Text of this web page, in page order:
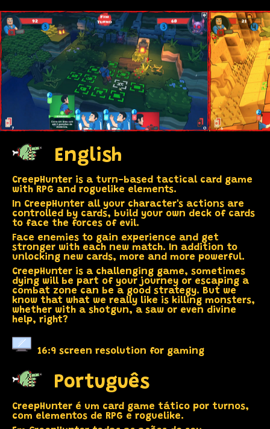
English
CreepHunter is a turn-based tactical card game
with RPG and roguelike elements.
In CreepHunter all your character's actions are
controlled by cards, build your own deck of cards
to face the forces of evil.
Face enemies to gain experience and get
stronger with each new match. In addition to
unlocking new cards, more and more powerful.
CreepHunter is a challenging game, sometimes
dying will be part of your journey or escaping a
combat zone can be a good strategy. But we
know that what we really like is killing monsters,
whether with a shotgun, a saw or even divine
help, right?
16:9 screen resolution for gaming
Português
CreepHunter é um card game tático por turnos,
com elementos de RPG e roguelike.